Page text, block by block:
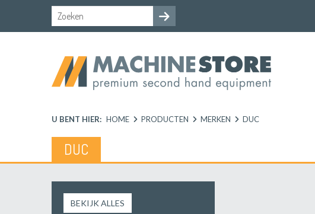
U BENT HIER: HOME PRODUCTEN MERKEN DUC
DUC
BEKIJK ALLES